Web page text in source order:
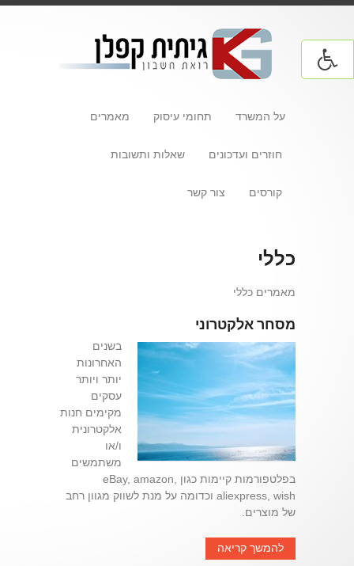
על המשרד תחומי עיסוק מאמרים
חוזרים ועדכונים שאלות ותשובות
קורסים צור קשר
כללי
מאמרים כללי
מסחר אלקטרוני
בשנים
האחרונות
יותר ויותר
עסקים
מקימים חנות
אלקטרונית
ו/או
משתמשים
בפלטפורמות קיימות כגון eBay, amazon,
aliexpress, wish וכדומה על מנת לשווק מגוון רחב
של מוצרים.
להמשך קריאה